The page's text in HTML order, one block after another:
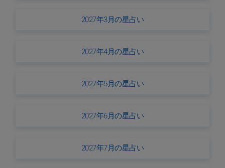
2027年3月の星占い
2027年4月の星占い
2027年5月の星占い
2027年6月の星占い
2027年7月の星占い